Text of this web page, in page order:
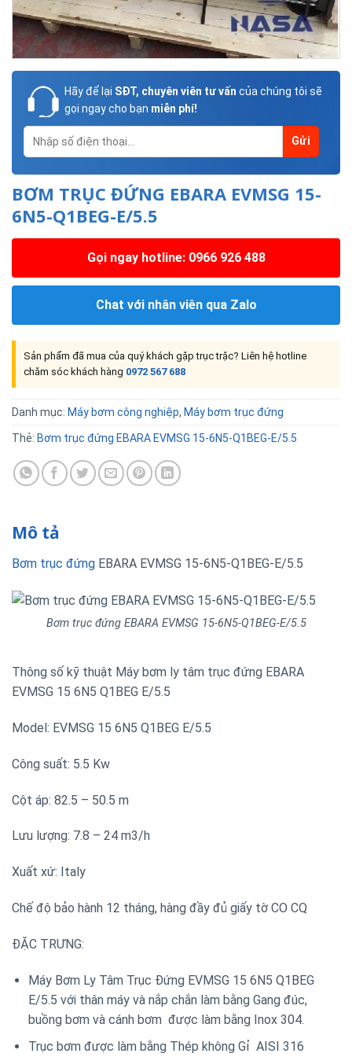
Hãy để lại SĐT, chuyên viên tư vấn của chúng tôi sẽ
gọi ngay cho bạn miễn phí!
BƠM TRỤC ĐỨNG EBARA EVMSG 15-
6N5-Q1BEG-E/5.5
Gọi ngay hotline: 0966 926 488
Chat với nhân viên qua Zalo
Sản phẩm đã mua của quý khách gặp trục trặc? Liên hệ hotline
chăm sóc khách hàng 0972 567 688
Danh mục: Máy bơm công nghiệp, Máy bơm trục đứng
Thẻ: Bơm trục đứng EBARA EVMSG 15-6N5-Q1BEG-E/5.5
Mô tả
Bơm trục đứng EBARA EVMSG 15-6N5-Q1BEG-E/5.5
Bơm trục đứng EBARA EVMSG 15-6N5-Q1BEG-E/5.5
Thông số kỹ thuật Máy bơm ly tâm trục đứng EBARA
EVMSG 15 6N5 Q1BEG E/5.5
Model: EVMSG 15 6N5 Q1BEG E/5.5
Công suất: 5.5 Kw
Cột áp: 82.5 – 50.5 m
Lưu lượng: 7.8 – 24 m3/h
Xuất xứ: Italy
Chế độ bảo hành 12 tháng, hàng đầy đủ giấy tờ CO CQ
ĐẶC TRƯNG:
Máy Bơm Ly Tâm Trục Đứng EVMSG 15 6N5 Q1BEG
E/5.5 với thân máy và nắp chắn làm bằng Gang đúc,
buồng bơm và cánh bơm được làm bằng Inox 304.
Trục bơm được làm bằng Thép không Gỉ AISI 316